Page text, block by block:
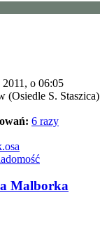
o 06:05
(Osiedle S. Staszica)
6 razy
Malborka